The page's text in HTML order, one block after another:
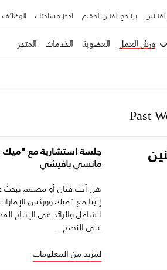
برنامج الفنان المقيم احجز مساحتك الوظائف
ورش العمل العضوية الخدمات المتجر
Past
جلسة استشارية مع "ميك
مانسي بافيشي
هل أنت فنان أو مصمم تبحث
إلينا مع "ميك ووركس
الشامل والرائد في الإنتاج
على النصح...
لمزيد من المعلومات